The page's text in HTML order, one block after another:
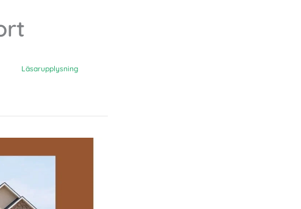
Läsarupplysning